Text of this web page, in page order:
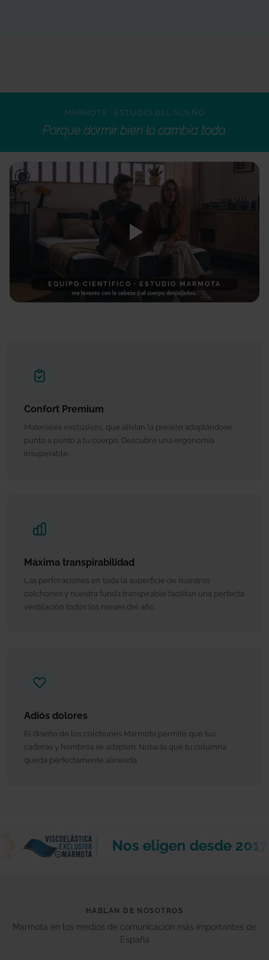
MARMOTA · ESTUDIO DEL SUEÑO
Porque dormir bien lo cambia todo.
EQUIPO CIENTÍFICO · ESTUDIO MARMOTA
Confort Premium
Materiales exclusivos, que alivian la presión adaptándose
punto a punto a tu cuerpo. Descubre una ergonomía
insuperable.
Máxima transpirabilidad
Las perforaciones en toda la superficie de nuestros
colchones y nuestra funda transpirable facilitan una perfecta
ventilación todos los meses del año.
Adiós dolores
El diseño de los colchones Marmota permite que tus
caderas y hombros se adapten. Notarás que tu columna
queda perfectamente alineada.
Nos eligen desde 2017
HABLAN DE NOSOTROS
Marmota en los medios de comunicación más importantes de
España